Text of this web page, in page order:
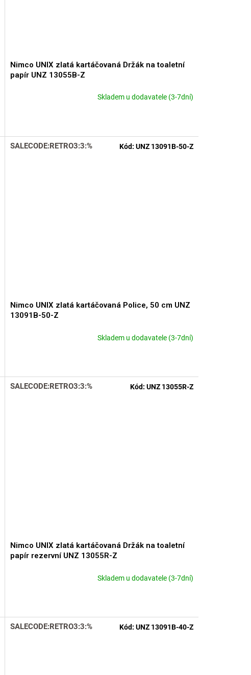
Nimco UNIX zlatá kartáčovaná Držák na toaletní
papír UNZ 13055B-Z
Skladem u dodavatele (3-7dní)
SALECODE:RETRO3:3:%
Nimco UNIX zlatá kartáčovaná Police, 50 cm UNZ
13091B-50-Z
Skladem u dodavatele (3-7dní)
Kód: UNZ 13091B-50-Z
SALECODE:RETRO3:3:%
Nimco UNIX zlatá kartáčovaná Držák na toaletní
papír rezervní UNZ 13055R-Z
Skladem u dodavatele (3-7dní)
Kód: UNZ 13055R-Z
SALECODE:RETRO3:3:% Kód: UNZ 13091B-40-Z